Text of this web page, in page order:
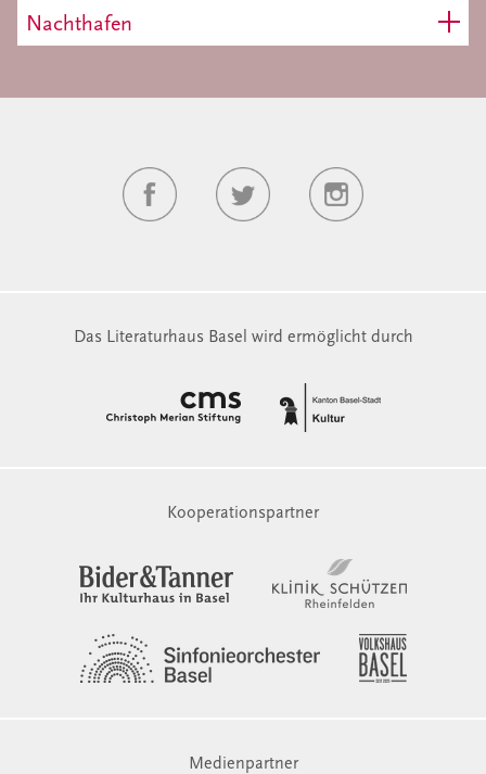
Nachthafen
Das Literaturhaus Basel wird ermöglicht durch
Kooperationspartner
Medienpartner